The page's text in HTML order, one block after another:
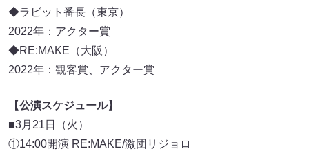
◆ラビット番長（東京）
2022年：アクター賞
◆RE:MAKE（大阪）
2022年：観客賞、アクター賞
【公演スケジュール】
■3月21日（火）
①14:00開演 RE:MAKE/激団リジョロ